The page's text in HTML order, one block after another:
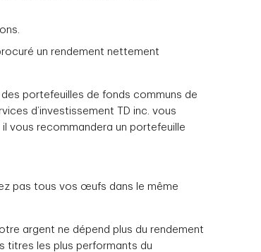
un rendement nettement
portefeuilles de fonds communs de
d’investissement TD inc. vous
vous recommandera un portefeuille
pas tous vos œufs dans le même
argent ne dépend plus du rendement
titres les plus performants du